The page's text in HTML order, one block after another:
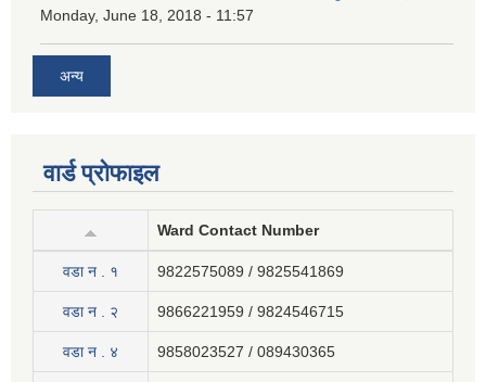
Monday, June 18, 2018 - 11:57
अन्य
वार्ड प्रोफाइल
Ward Contact Number
वडा न . १ 9822575089 / 9825541869
वडा न . २ 9866221959 / 9824546715
वडा न . ४ 9858023527 / 089430365